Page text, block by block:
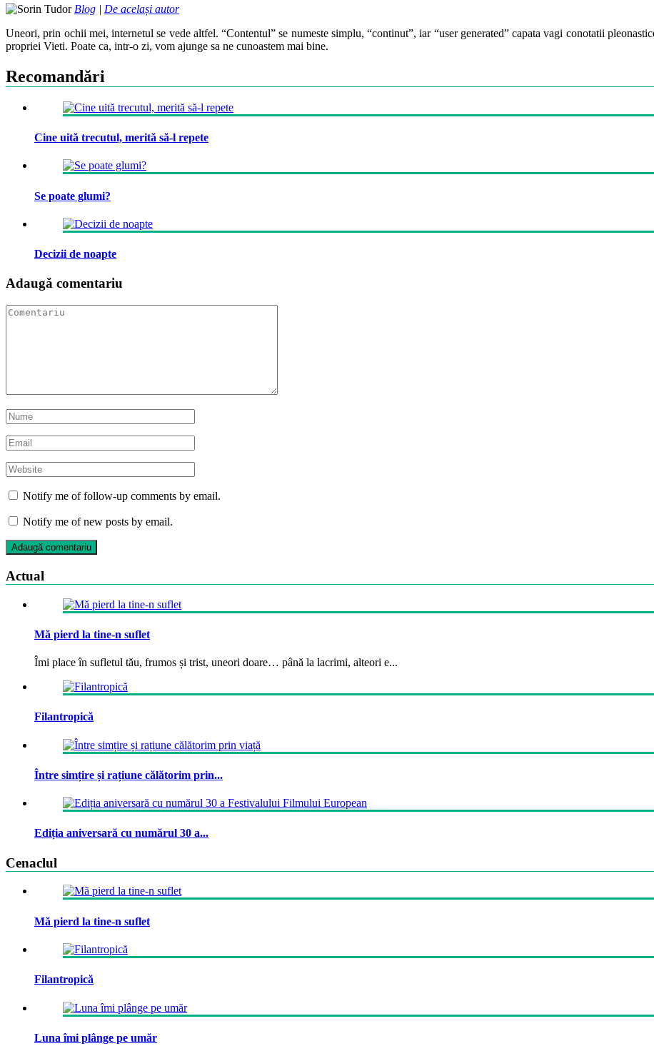
Blog | De același autor
Uneori, prin ochii mei, internetul se vede altfel. “Contentul” se numeste simplu, “continut”, iar “user generated” capata vagi conotatii
propriei Vieti. Poate ca, intr-o zi, vom ajunge sa ne cunoastem mai bine.
Recomandări
Cine uită trecutul, merită să-l repete
Se poate glumi?
Decizii de noapte
Adaugă comentariu
Notify me of follow-up comments by email.
Notify me of new posts by email.
Actual
Mă pierd la tine-n suflet
Îmi place în sufletul tău, frumos și trist, uneori doare… până la lacrimi, alteori e...
Filantropică
Între simțire și rațiune călătorim prin...
Ediția aniversară cu numărul 30 a...
Cenaclul
Mă pierd la tine-n suflet
Filantropică
Luna îmi plânge pe umăr